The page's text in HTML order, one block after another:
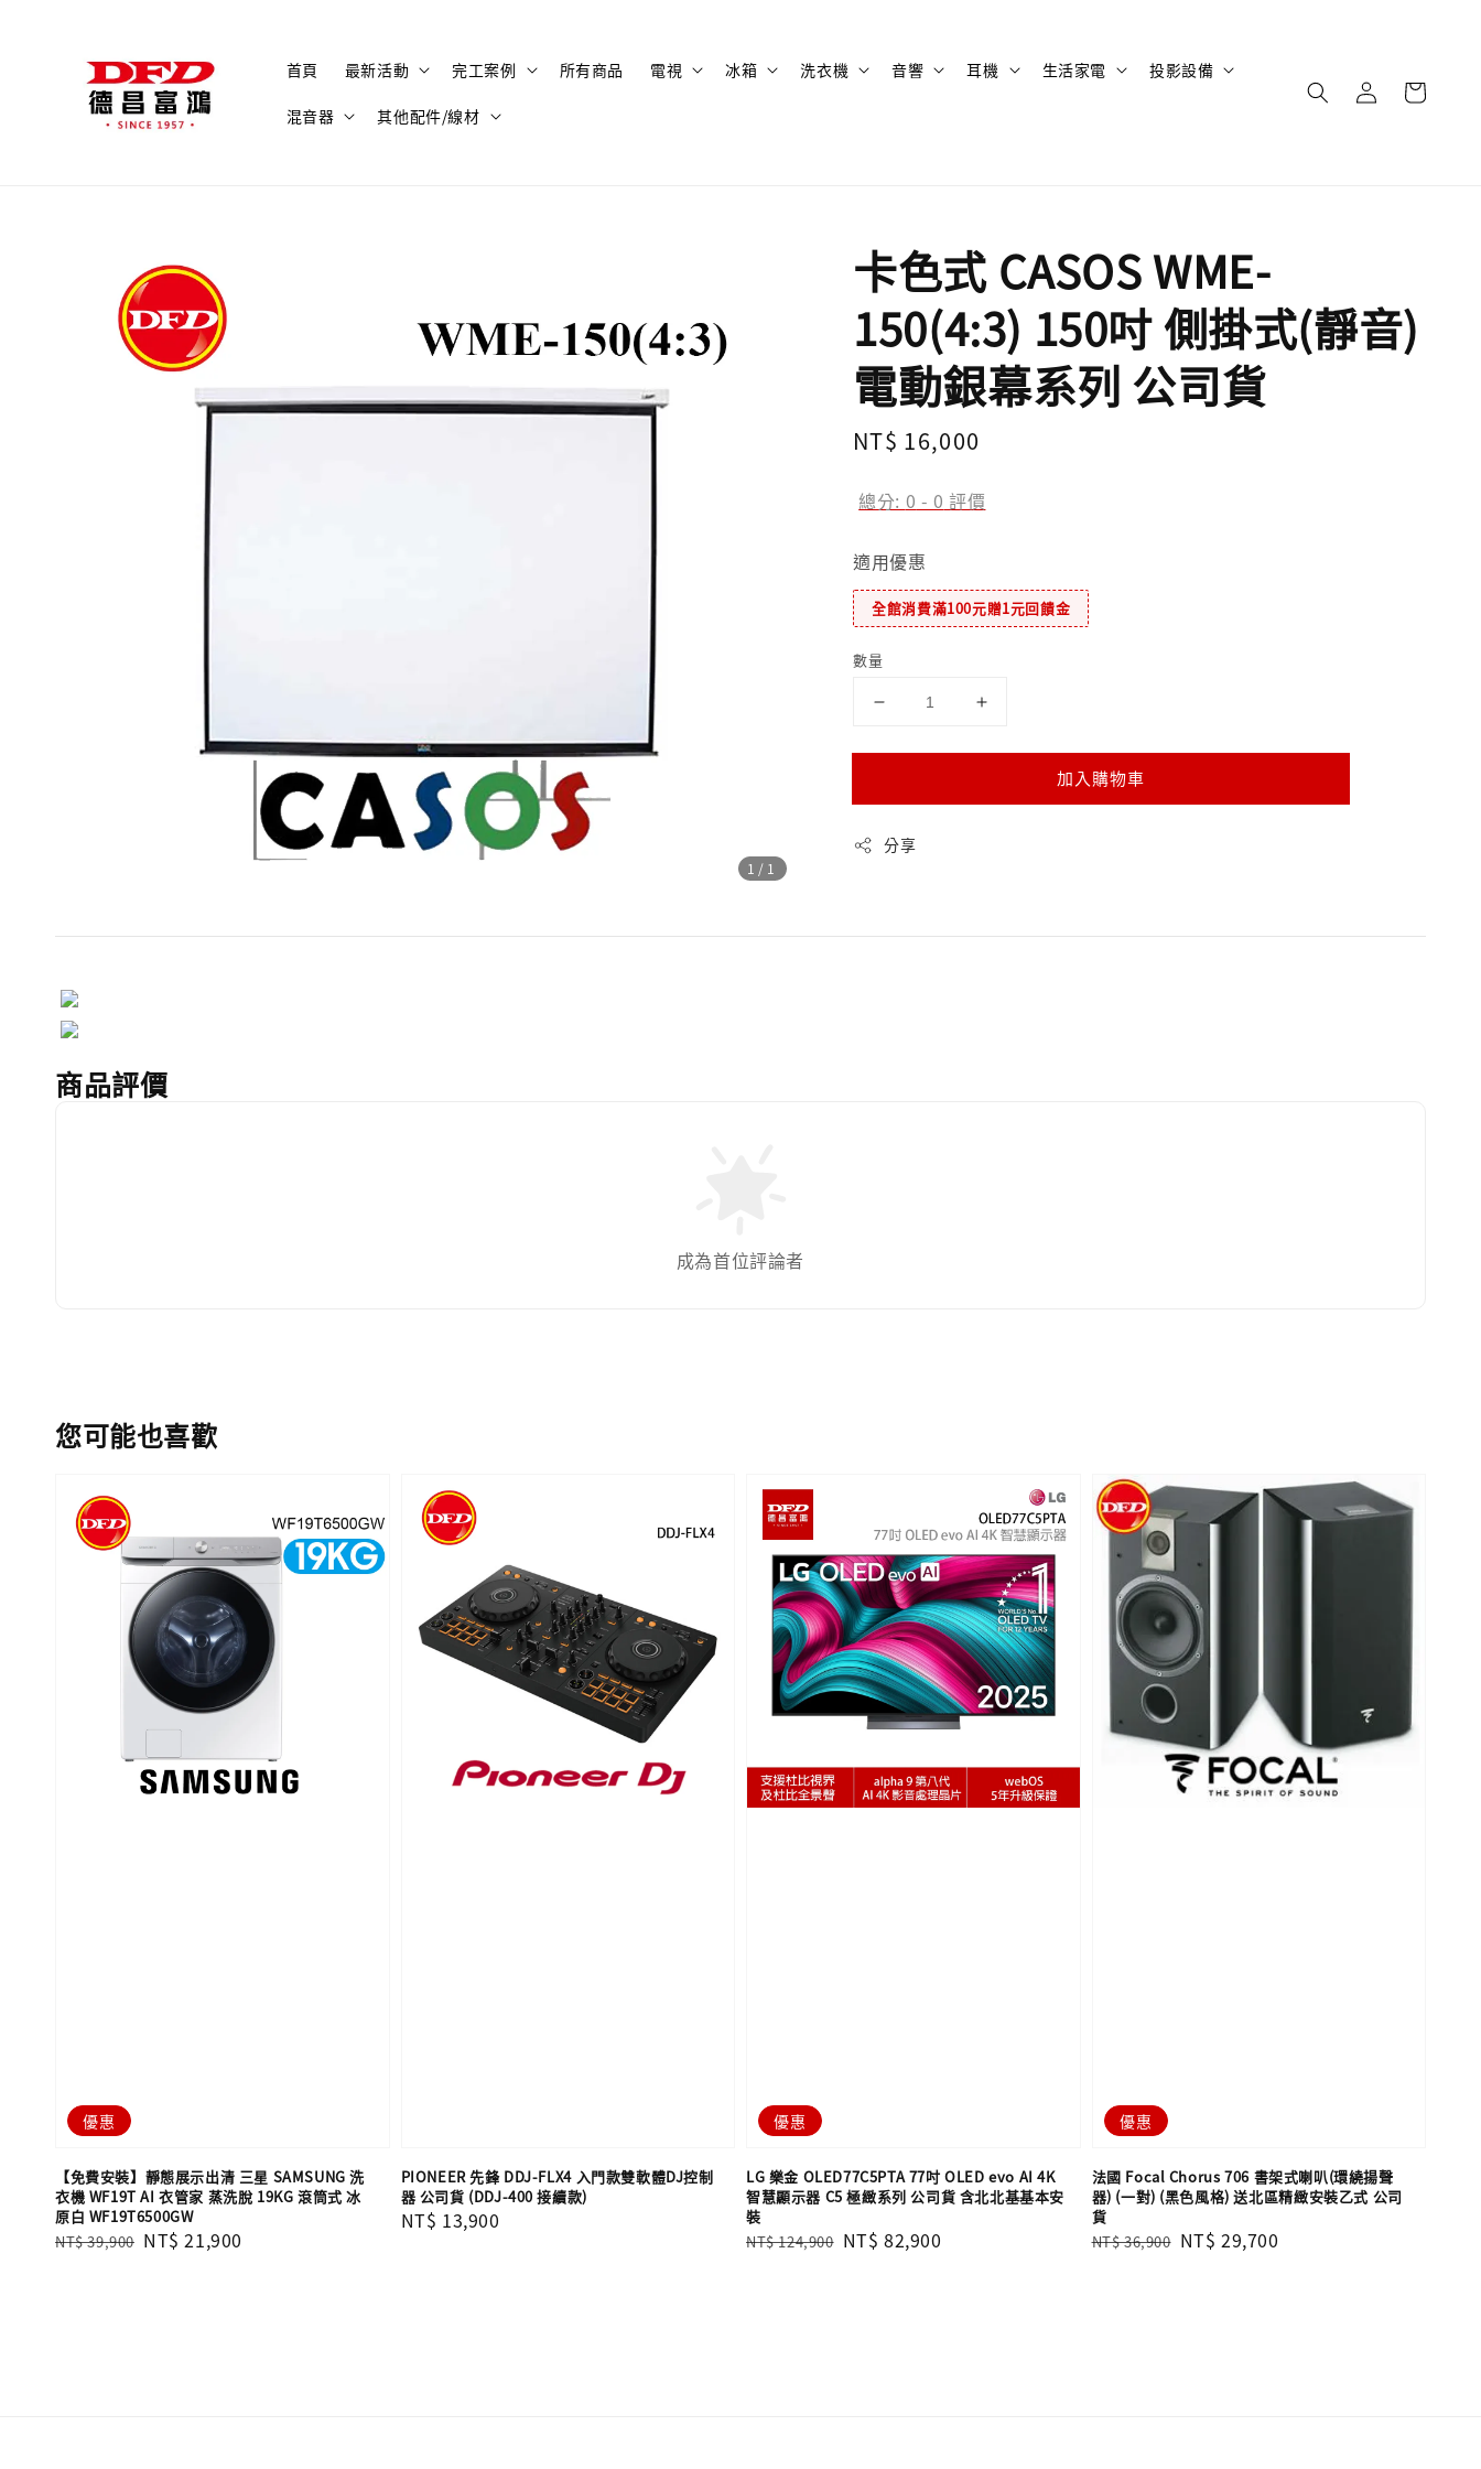
首頁 最新活動 完工案例 所有商品 電視 冰箱 洗衣機 音響 耳機 生活家電 投影設備
混音器 其他配件/線材
1 /1
卡色式 CASOS WME-
150(4:3) 150吋 側掛式(靜音)
電動銀幕系列 公司貨
Regular
NT$ 16,000
總分: 0 - 0 評價
適用優惠
全館消費滿100元贈1元回饋金
數量
加入購物車
分享
商品評價
成為首位評論者
您可能也喜歡
優惠
【免費安裝】靜態展示出清 三星 SAMSUNG 洗
衣機 WF19T AI 衣管家 蒸洗脫 19KG 滾筒式 冰
原白 WF19T6500GW
Regular
NT$ 39,900 Sale
NT$ 21,900
PIONEER 先鋒 DDJ-FLX4 入門款雙軟體DJ控制
器 公司貨 (DDJ-400 接續款)
Regular
NT$ 13,900
優惠
LG 樂金 OLED77C5PTA 77吋 OLED evo AI 4K
智慧顯示器 C5 極緻系列 公司貨 含北北基基本安
裝
Regular
NT$ 124,900 Sale
NT$ 82,900
優惠
法國 Focal Chorus 706 書架式喇叭(環繞揚聲
器) (一對) (黑色風格) 送北區精緻安裝乙式 公司
貨
Regular
NT$ 36,900 Sale
NT$ 29,700